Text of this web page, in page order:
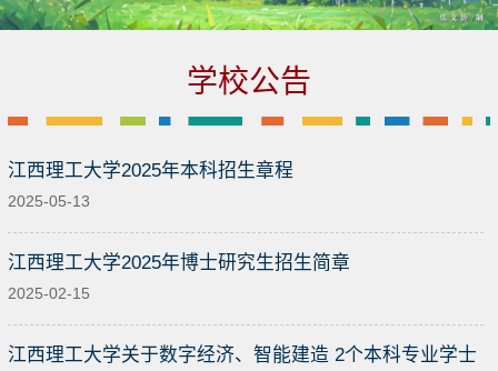
学校公告
江西理工大学2025年本科招生章程
2025-05-13
江西理工大学2025年博士研究生招生简章
2025-02-15
江西理工大学关于数字经济、智能建造 2个本科专业学士